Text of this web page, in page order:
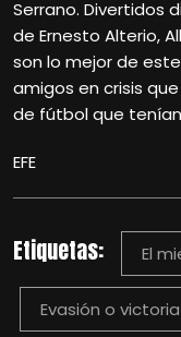
Serrano. Divertidos
de Ernesto Alterio,
son lo mejor de
amigos en crisis
de fútbol que
EFE
Etiquetas: El
Evasión o victoria